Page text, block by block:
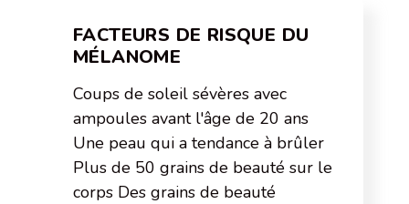
FACTEURS DE RISQUE DU
MÉLANOME
Coups de soleil sévères avec
ampoules avant l'âge de 20 ans
Une peau qui a tendance à brûler
Plus de 50 grains de beauté sur le
corps Des grains de beauté